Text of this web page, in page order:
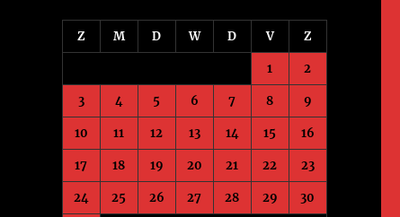
Z M D W D V Z
1 2
3 4 5 6 7 8 9
10 11 12 13 14 15 16
17 18 19 20 21 22 23
24 25 26 27 28 29 30